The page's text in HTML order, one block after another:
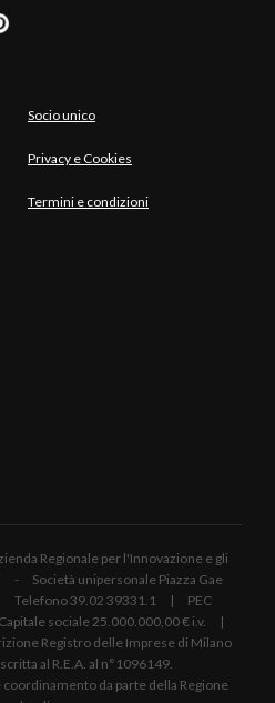
Socio unico
Privacy e Cookies
Termini e condizioni
Regionale per l'Innovazione e gli
- Società unipersonale Piazza Gae
Telefono 39.02 39331.1 | PEC
sociale 25.000.000,00 € i.v. |
Registro delle Imprese di Milano
al R.E.A. al n°1096149.
da parte della Regione